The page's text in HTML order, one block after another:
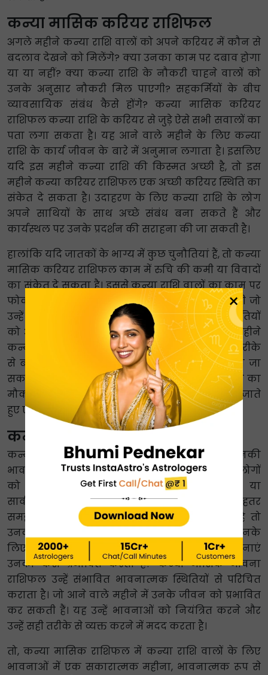
कन्या मासिक करियर राशिफल
अगले महीने कन्या राशि वालों को अपने करियर में कौन से
बदलाव देखने को मिलेंगे? क्या उनका काम पर दबाव होगा
या या नहीं? क्या कन्या राशि के नौकरी चाहने वालों को
उनके अनुसार नौकरी मिल पाएगी? सहकर्मियों के बीच
व्यावसायिक संबंध कैसे होंगे? कन्या मासिक करियर
राशिफल कन्या राशि के करियर से जुड़े ऐसे सभी सवालों का
पता लगा सकता है। यह आने वाले महीने के लिए कन्या
राशि के कार्य जीवन के बारे में अनुमान लगाता है। इसलिए
यदि इस महीने कन्या राशि की किस्मत अच्छी है, तो इस
महीने कन्या करियर राशिफल एक अच्छी करियर स्थिति का
संकेत दे सकता है। उदाहरण के लिए कन्या राशि के लोग
अपने साथियों के साथ अच्छे संबंध बना सकते हैं और
कार्यस्थल पर उनके प्रदर्शन की सराहना की जा सकती है।
हालांकि यदि जातकों के भाग्य में कुछ चुनौतियां हैं, तो कन्या
मासिक करियर राशिफल काम में रुचि की कमी या विवादों
का संकेत दे सकता है। इससे कन्या राशि वालों का काम पर
फोकस खत्म हो सकता है, यहां तक ​​कि उन क्षेत्रों में भी जो
उन्हें पसंद हैं। उदाहरण के लिए, एनालिटिक्स। ऐसी स्थितियों
को अच्छी तरह से संभाला जा सकता है। क्योंकि इस महीने
कन्या करियर राशिफल में चुनौतियों से एक निश्चित तरीके
से बचने के लिए सुझाव और उपायों का उल्लेख किया जा
सकता है। यह न केवल कन्या राशि वालों को आगे बढ़ने का
मौका देता है बल्कि उन्हें भविष्य में विकास की तरफ ले जाते
हुए एक बेहतरीन करियर बनाने का मौका भी देता है।
कन्या मासिक भाव राशिफल
कन्या राशि वाले स्वभाव से शांत होते हैं और यह उनकी
भावनाओं को प्रभावित कर सकता है। वे अपने शब्दों से लोगों
को प्रभावित करने में अच्छे हैं। लेकिन जब निजी या
सार्वजनिक रहने की बात आती है तो वे निजी रहना बेहतर
समझते हैं। हालांकि, जब भावनाओं की बात आती है तो
उनका संचार कौशल मदद नहीं करता है। इसलिए उनके
लिए यह देखना बहुत महत्वपूर्ण है कि भविष्य में भावनाएं
उनको कैसे प्रभावित करती हैं? कन्या मासिक भावना
राशिफल उन्हें संभावित भावनात्मक स्थितियों से परिचित
कराता है। जो आने वाले महीने में उनके जीवन को प्रभावित
कर सकती हैं। यह उन्हें भावनाओं को नियंत्रित करने और
उन्हें सही तरीके से व्यक्त करने में मदद करता है।
तो, कन्या मासिक राशिफल में कन्या राशि वालों के लिए
भावनाओं में एक सकारात्मक महीना, भावनात्मक रूप से
×